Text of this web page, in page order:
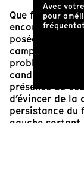
Que faire avec
encombrent,
posée en creux
campagne
problématiques
candidat à
présence de
d’évincer de la
persistance du
gauche
Avec
pour